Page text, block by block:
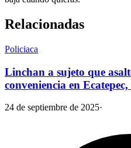
Relacionadas
Policiaca
Linchan a sujeto que
conveniencia en
24 de septiembre de 2025·